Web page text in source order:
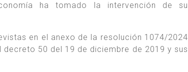
ha tomado la intervención de su
en el anexo de la resolución 1074/2024
50 del 19 de diciembre de 2019 y sus